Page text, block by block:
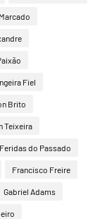
Fiel
Brito
Teixeira
Feridas do Passado
Francisco Freire
Gabriel Adams